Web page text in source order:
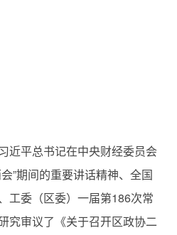
近平总书记在中央财经委员会
”期间的重要讲话精神、全国
工委（区委）一届第186次常
究审议了《关于召开区政协二